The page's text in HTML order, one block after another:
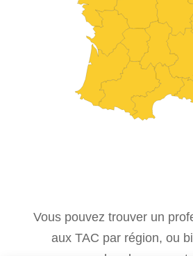
Vous pouvez trouver un
aux TAC par région, ou